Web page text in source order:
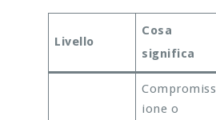
Livello
Cosa
significa
Compromiss
ione o